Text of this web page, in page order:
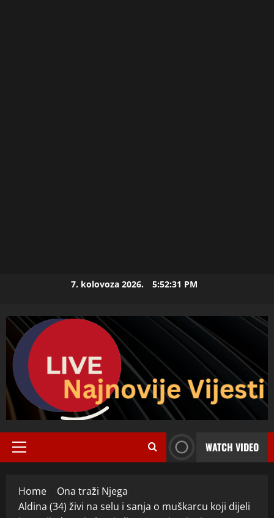
7. kolovoza 2026. 5:52:32 PM
Primary
WATCH VIDEO
Home
Ona traži Njega
Aldina (34) živi na selu i sanja o muškarcu koji dijeli